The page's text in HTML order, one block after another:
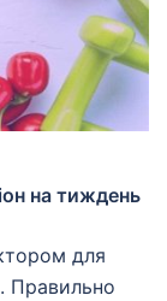
на тиждень
для
Правильно